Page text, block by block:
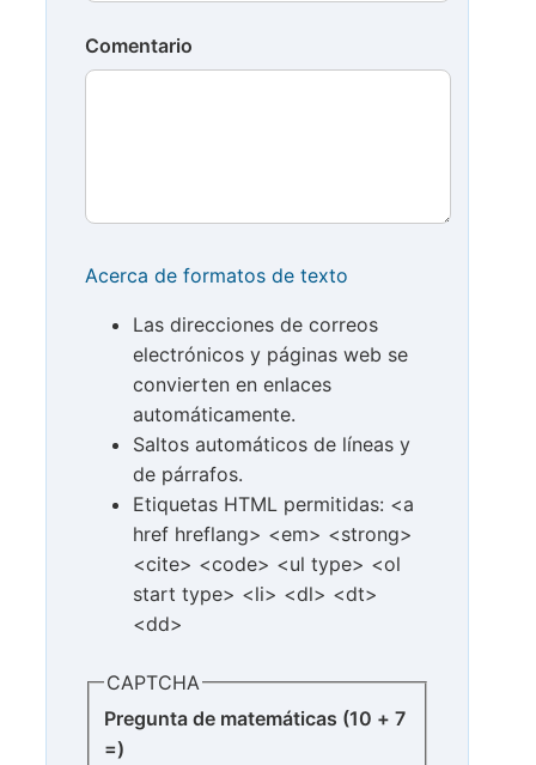
Comentario
Acerca de formatos de texto
Las direcciones de correos
electrónicos y páginas web se
convierten en enlaces
automáticamente.
Saltos automáticos de líneas y
de párrafos.
Etiquetas HTML permitidas: <a
href hreflang> <em> <strong>
<cite> <code> <ul type> <ol
start type> <li> <dl> <dt>
<dd>
CAPTCHA
Pregunta de matemáticas (10 + 7
=)